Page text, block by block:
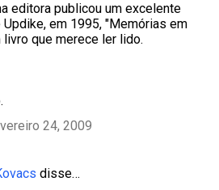
editora publicou um excelente
Updike, em 1995, "Memórias em
livro que merece ler lido.
24, 2009
disse…